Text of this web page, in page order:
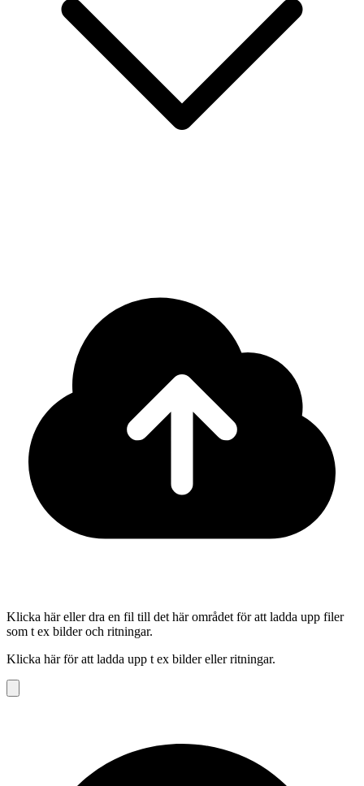
Klicka här eller dra en fil till det här området för att ladda upp filer
som t ex bilder och ritningar.
Klicka här för att ladda upp t ex bilder eller ritningar.